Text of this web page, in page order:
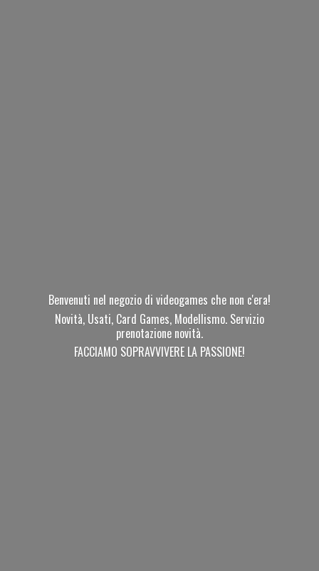
Benvenuti nel negozio di videogames che non c'era!
Novità, Usati, Card Games, Modellismo. Servizio
prenotazione novità.
FACCIAMO SOPRAVVIVERE LA PASSIONE!